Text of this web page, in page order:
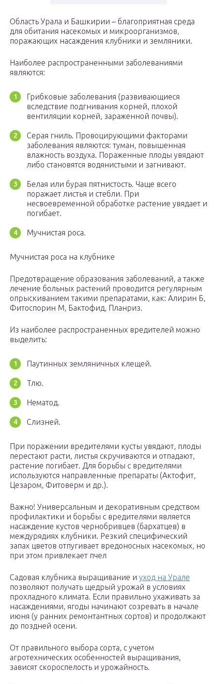
Область Урала и Башкирии – благоприятная среда
для обитания насекомых и микроорганизмов,
поражающих насаждения клубники и земляники.
Наиболее распространенными заболеваниями
являются:
Грибковые заболевания (развивающиеся
вследствие подгнивания корней, плохой
вентиляции корней, зараженной почвы).
Серая гниль. Провоцирующими факторами
заболевания являются: туман, повышенная
влажность воздуха. Пораженные плоды увядают
либо становятся водянистыми и загнивают.
Белая или бурая пятнистость. Чаще всего
поражает листья и стебли. При
несвоевременной обработке растение увядает и
погибает.
Мучнистая роса.
Мучнистая роса на клубнике
Предотвращение образования заболеваний, а также
лечение больных растений проводится регулярным
опрыскиванием такими препаратами, как: Алирин Б,
Фитоспорин М, Бактофид, Планриз.
Из наиболее распространенных вредителей можно
выделить:
Паутинных земляничных клещей.
Тлю.
Нематод.
Слизней.
При поражении вредителями кусты увядают, плоды
перестают расти, листья скручиваются и отпадают,
растение погибает. Для борьбы с вредителями
используются направленные препараты (Актофит,
Цезаром, Фитоверм и др.).
Важно! Универсальным и декоративным средством
профилактики и борьбы с вредителями является
насаждение кустов чернобривцев (бархатцев) в
междурядиях клубники. Резкий специфический
запах цветов отпугивает вредоносных насекомых, но
при этом привлекает пчел
Садовая клубника выращивание и уход на Урале
позволяют получать щедрый урожай в условиях
прохладного климата. Если правильно ухаживать за
насаждениями, ягоды начинают созревать в начале
июня (у ранних ремонтантных сортов) и продолжают
до поздней осени.
От правильного выбора сорта, с учетом
агротехнических особенностей выращивания,
зависят скороспелость и урожайность.